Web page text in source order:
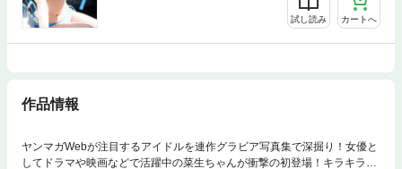
試し読み カートへ
作品情報
ヤンマガWebが注目するアイドルを連作グラビア写真集で深掘り！女優と
してドラマや映画などで活躍中の菜生ちゃんが衝撃の初登場！キラキラ輝